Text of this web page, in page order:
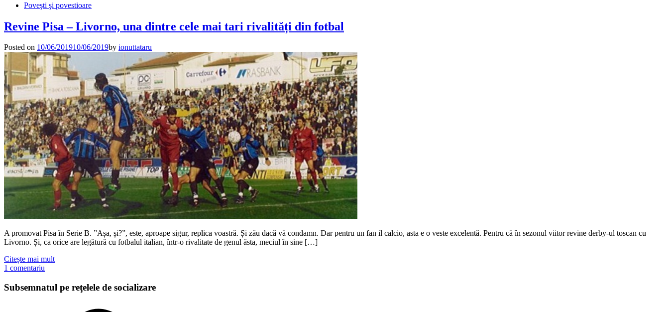
Poveşti şi povestioare
Revine Pisa – Livorno, una dintre cele mai tari rivalități din fotbal
Posted on 10/06/201910/06/2019by ionuttataru
A promovat Pisa în Serie B. ”Așa, și?”, este, aproape sigur, replica voastră. Și zău dacă vă condamn. Dar pentru un fan il calcio, asta e o veste excelentă. Pentru că în sezonul viitor revine derby-ul toscan cu
Livorno. Și, ca orice are legătură cu fotbalul italian, într-o rivalitate de genul ăsta, meciul în sine […]
Citește mai mult
1 comentariu
Subsemnatul pe reţelele de socializare